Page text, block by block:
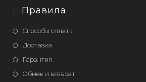
Правила
Способы оплаты
Доставка
Гарантия
Обмен и возврат